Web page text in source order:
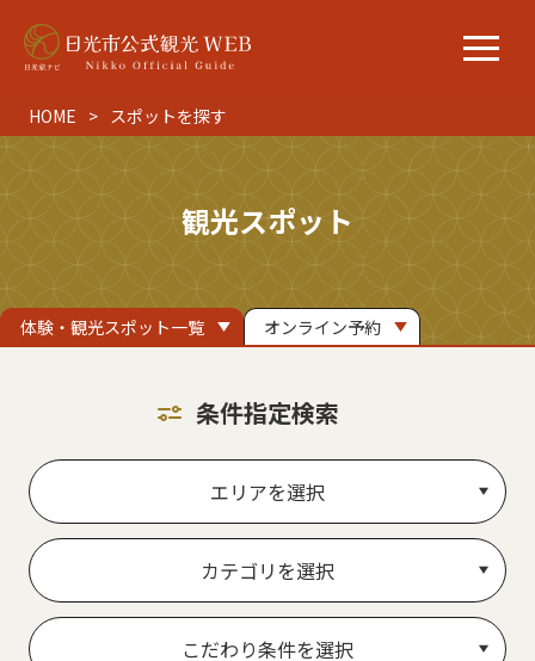
HOME スポットを探す
観光スポット
体験・観光スポット一覧 オンライン予約
条件指定検索
エリアを選択
カテゴリを選択
こだわり条件を選択